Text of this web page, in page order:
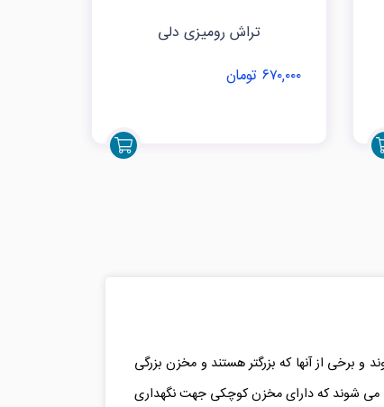
تراش رومیزی دلی
۶۷۰,۰۰۰ تومان
برخی از آنها که بزرگتر هستند و مخزن بزرگی
می شوند که دارای مخزن کوچکی جهت نگهداری